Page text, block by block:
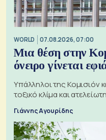
WORLD 07.08.2026, 07:00
Μια θέση στην
όνειρο γίνεται
Υπάλληλοι της Κομισιόν
τοξικό κλίμα και
Γιάννης Αγουρίδης